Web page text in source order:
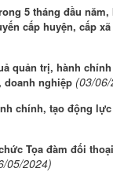
5 tháng đầu
cấp huyện, cấp
quản trị, hành
nghiệp (03/
chính, tạo động
Tọa đàm đối
05/2024)